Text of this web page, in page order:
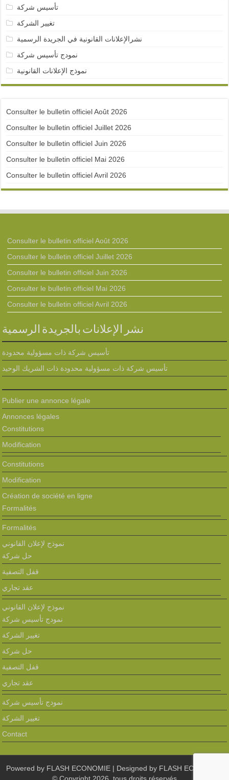
تأسيس شركة
تغيير الشركة
نشرالإعلانات القانونية في الجريدة الرسمية
نمودج تأسيس شركة
نموذج الإعلانات القانونية
Consulter le bulletin officiel Août 2026
Consulter le bulletin officiel Juillet 2026
Consulter le bulletin officiel Juin 2026
Consulter le bulletin officiel Mai 2026
Consulter le bulletin officiel Avril 2026
Consulter le bulletin officiel Août 2026
Consulter le bulletin officiel Juillet 2026
Consulter le bulletin officiel Juin 2026
Consulter le bulletin officiel Mai 2026
Consulter le bulletin officiel Avril 2026
نشر الإعلانات بالجريدة الرسمية
تأسيس شركة ذات مسؤولية محدودة
تأسيس شركة ذات مسؤولية محدودة ذات الشريك الوحيد
Publier une annonce légale
Annonces légales
Constitutions
Modification
Constitutions
Modification
Création de société en ligne
Formalités
Formalités
نموذج لإعلان القانوني
حل شركة
قفل التصفية
عقد تجاري
نموذج لإعلان القانوني
نمودج تأسيس شركة
تغيير الشركة
حل شركة
قفل التصفية
عقد تجاري
نمودج تأسيس شركة
تغيير الشركة
Contact
Powered by FLASH ECONOMIE | Designed by FLASH ECONOMIE